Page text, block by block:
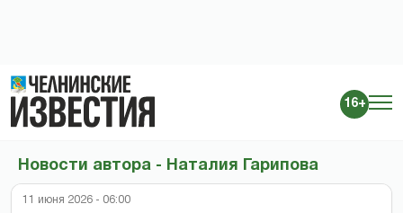
16+
Новости автора - Наталия Гарипова
11 июня 2026 - 06:00